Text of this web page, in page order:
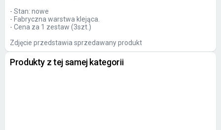
- Stan: nowe
- Fabryczna warstwa klejąca.
- Cena za 1 zestaw (3szt.)
Zdjęcie przedstawia sprzedawany produkt
Produkty z tej samej kategorii